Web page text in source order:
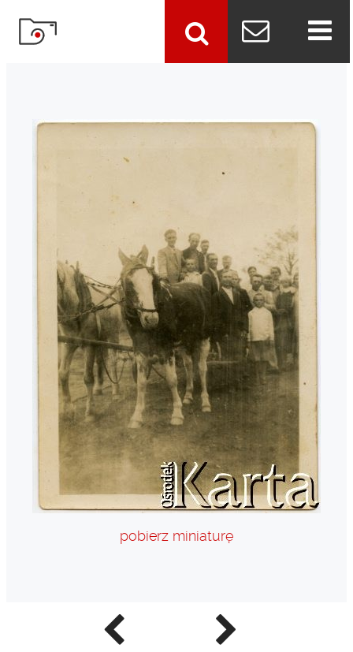
Poprzednie
zdjęcie
Następne
zdjęcie
pobierz miniaturę